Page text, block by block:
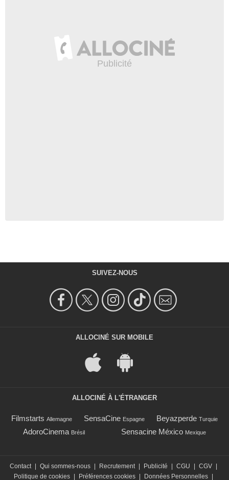
SUIVEZ-NOUS
ALLOCINÉ SUR MOBILE
ALLOCINÉ À L'ÉTRANGER
Filmstarts Allemagne SensaCine Espagne Beyazperde Turquie
AdoroCinema Brésil Sensacine México Mexique
Contact Qui sommes-nous Recrutement Publicité CGU CGV
Politique de cookies
Préférences cookies Données Personnelles